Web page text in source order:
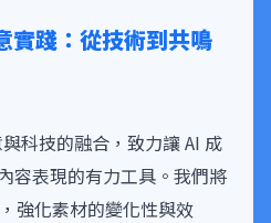
實踐：從技術到共鳴
科技的融合，致力讓 AI 成
容表現的有力工具。我們將
強化素材的變化性與效